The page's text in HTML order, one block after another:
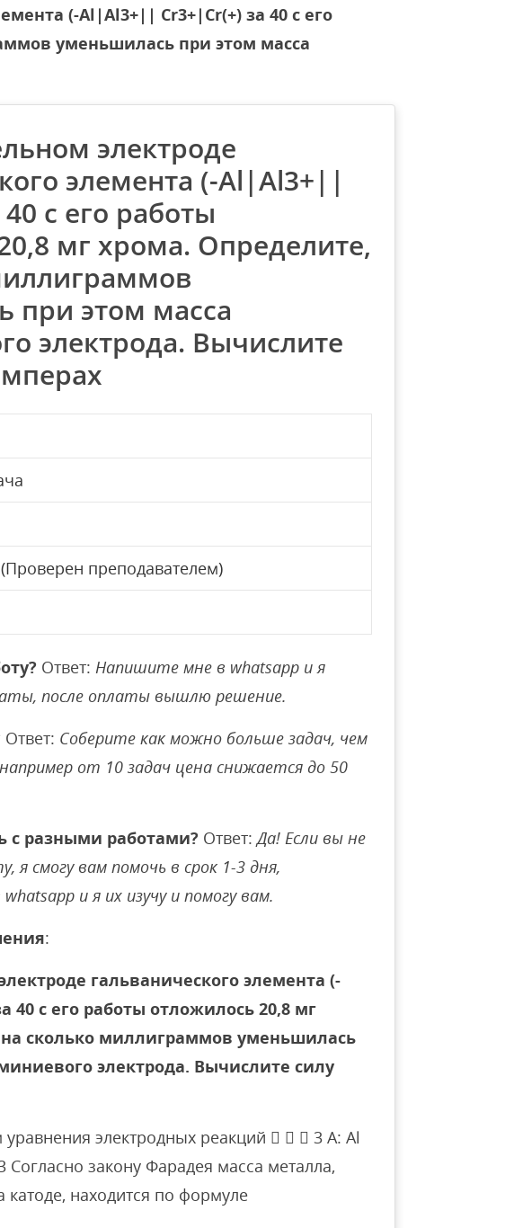
(-Al|Al3+|| Cr3+|Cr(+) за 40 с его
уменьшилась при этом масса
электроде
элемента (-Al|Al3+||
с его работы
мг хрома. Определите,
при этом масса
электрода. Вычислите
преподавателем)
Ответ: Напишите мне в whatsapp и я
после оплаты вышлю решение.
Ответ: Соберите как можно больше задач, чем
от 10 задач цена снижается до 50
разными работами? Ответ:Да! Если вы не
я смогу вам помочь в срок 1-3 дня,
и я их изучу и помогу вам.
:
гальванического элемента (-
40 с его работы отложилось 20,8 мг
сколько миллиграммов уменьшилась
электрода. Вычислите силу
электродных реакций    3 A: Al
Согласно закону Фарадея масса металла,
катоде, находится по формуле